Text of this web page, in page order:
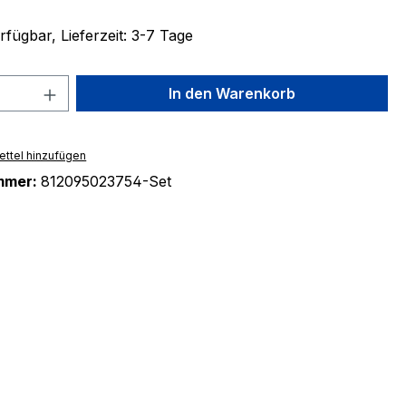
Lieferzeit: 3-7 Tage
Anzahl: Gib den gewünschten Wert
In den Warenkorb
hinzufügen
812095023754-Set